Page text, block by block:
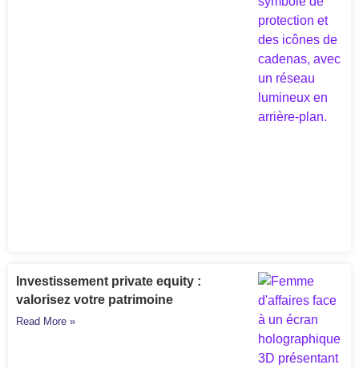
Investissement private equity :
valorisez votre patrimoine
Read More »